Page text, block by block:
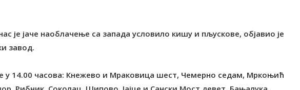
је јаче наоблачење са запада условило кишу и пљускове, објавио је
завод.
у 14.00 часова: Кнежево и Мраковица шест, Чемерно седам, Мркоњић